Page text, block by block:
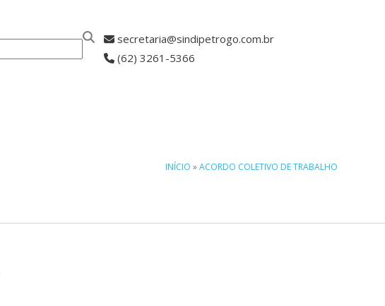
secretaria@sindipetrogo.com.br
(62) 3261-5366
INÍCIO »ACORDO COLETIVO DE TRABALHO